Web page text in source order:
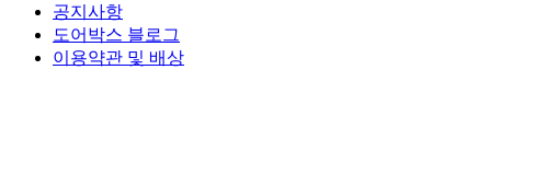
공지사항
도어박스 블로그
이용약관 및 배상